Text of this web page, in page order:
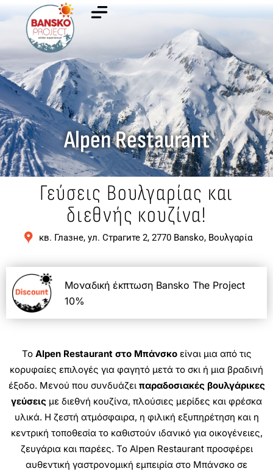
Alpen Restaurant
Γεύσεις Βουλγαρίας και
διεθνής κουζίνα!
кв. Глазне, ул. Страгите 2, 2770 Bansko, Βουλγαρία
Μοναδική έκπτωση Bansko The Project
10%
Το Alpen Restaurant στο Μπάνσκοείναι μια από τις
κορυφαίες επιλογές για φαγητό μετά το σκι ή μια βραδινή
έξοδο. Μενού που συνδυάζει παραδοσιακές βουλγάρικες
γεύσεις με διεθνή κουζίνα, πλούσιες μερίδες και φρέσκα
υλικά. Η ζεστή ατμόσφαιρα, η φιλική εξυπηρέτηση και η
κεντρική τοποθεσία το καθιστούν ιδανικό για οικογένειες,
ζευγάρια και παρέες. Το Alpen Restaurant προσφέρει
αυθεντική γαστρονομική εμπειρία στο Μπάνσκο σε